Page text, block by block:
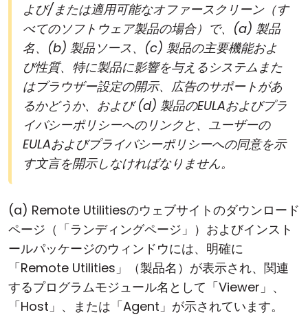
よび/または適用可能なオファースクリーン（す
べてのソフトウェア製品の場合）で、(a) 製品
名、(b) 製品ソース、(c) 製品の主要機能およ
び性質、特に製品に影響を与えるシステムまた
はブラウザー設定の開示、広告のサポートがあ
るかどうか、および (d) 製品のEULAおよびプラ
イバシーポリシーへのリンクと、ユーザーの
EULAおよびプライバシーポリシーへの同意を示
す文言を開示しなければなりません。
(a) Remote Utilitiesのウェブサイトのダウンロード
ページ（「ランディングページ」）およびインスト
ールパッケージのウィンドウには、明確に
「Remote Utilities」（製品名）が表示され、関連
するプログラムモジュール名として「Viewer」、
「Host」、または「Agent」が示されています。